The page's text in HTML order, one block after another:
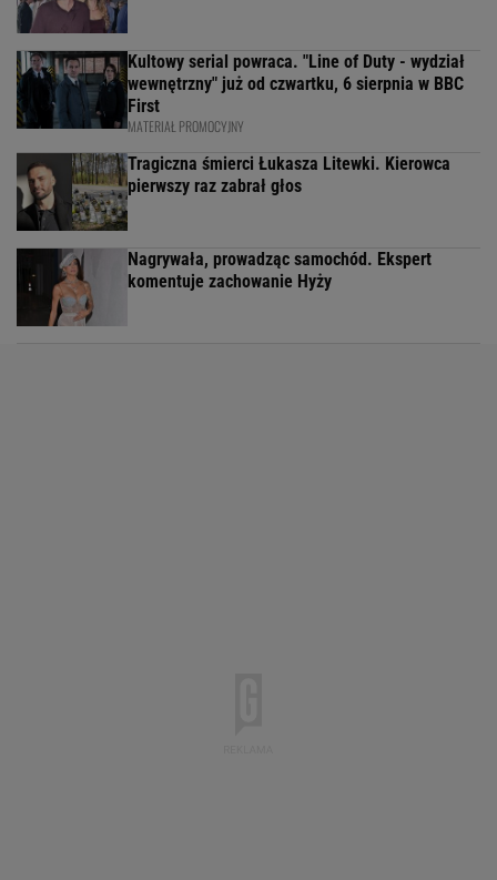
Kultowy serial powraca. "Line of Duty - wydział
wewnętrzny" już od czwartku, 6 sierpnia w BBC
First
MATERIAŁ PROMOCYJNY
Tragiczna śmierci Łukasza Litewki. Kierowca
pierwszy raz zabrał głos
Nagrywała, prowadząc samochód. Ekspert
komentuje zachowanie Hyży